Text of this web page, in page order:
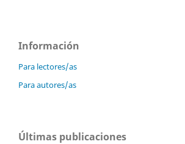
Información
Para lectores/as
Para autores/as
Últimas publicaciones